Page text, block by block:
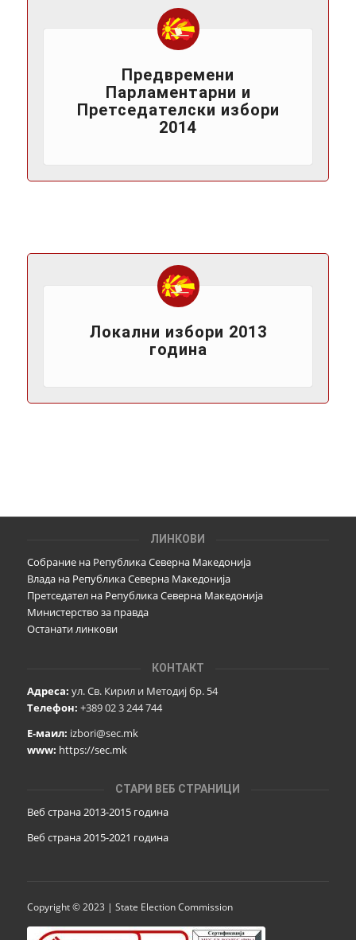
Предвремени
Парламентарни и
Претседателски избори
2014
Локални избори 2013
година
ЛИНКОВИ
Собрание на Република Северна Македонија
Влада на Република Северна Македонија
Претседател на Република Северна Македонија
Министерство за правда
Останати линкови
КОНТАКТ
Адреса: ул. Св. Кирил и Методиј бр. 54
Телефон: +389 02 3 244 744
Е-маил: izbori@sec.mk
www: https://sec.mk
СТАРИ ВЕБ СТРАНИЦИ
Веб страна 2013-2015 година
Веб страна 2015-2021 година
Copyright © 2023 | State Election Commission